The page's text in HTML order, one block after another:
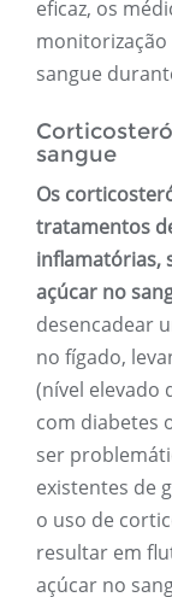
eficaz, os
monitorização
sangue
sangue
Os
tratamentos
inflamatórias,
açúcar no
desencadear
no fígado,
(nível elevado
com diabetes
ser
existentes de
o uso de
resultar em
açúcar no